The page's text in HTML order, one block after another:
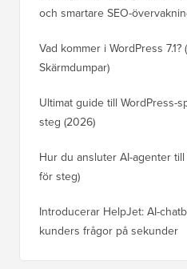
och smartare SEO-
Vad kommer i WordPress
Skärmdumpar)
Ultimat guide till WordPress-
steg (2026)
Hur du ansluter AI-agenter
för steg)
Introducerar HelpJet: AI-
kunders frågor på sekunder